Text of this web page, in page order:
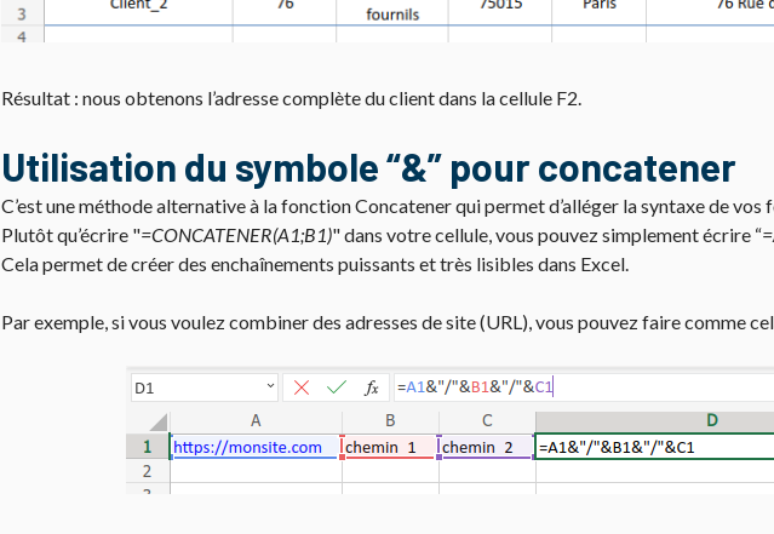
Résultat : nous obtenons l’adresse complète du client dans la cellule F2.
Utilisation du symbole “&” pour concatener
C’est une méthode alternative à la fonction Concatener qui permet d’alléger la syntaxe de vos
Plutôt qu’écrire "=CONCATENER(A1;B1)" dans votre cellule, vous pouvez simplement écrire “
Cela permet de créer des enchaînements puissants et très lisibles dans Excel.
Par exemple, si vous voulez combiner des adresses de site (URL), vous pouvez faire comme